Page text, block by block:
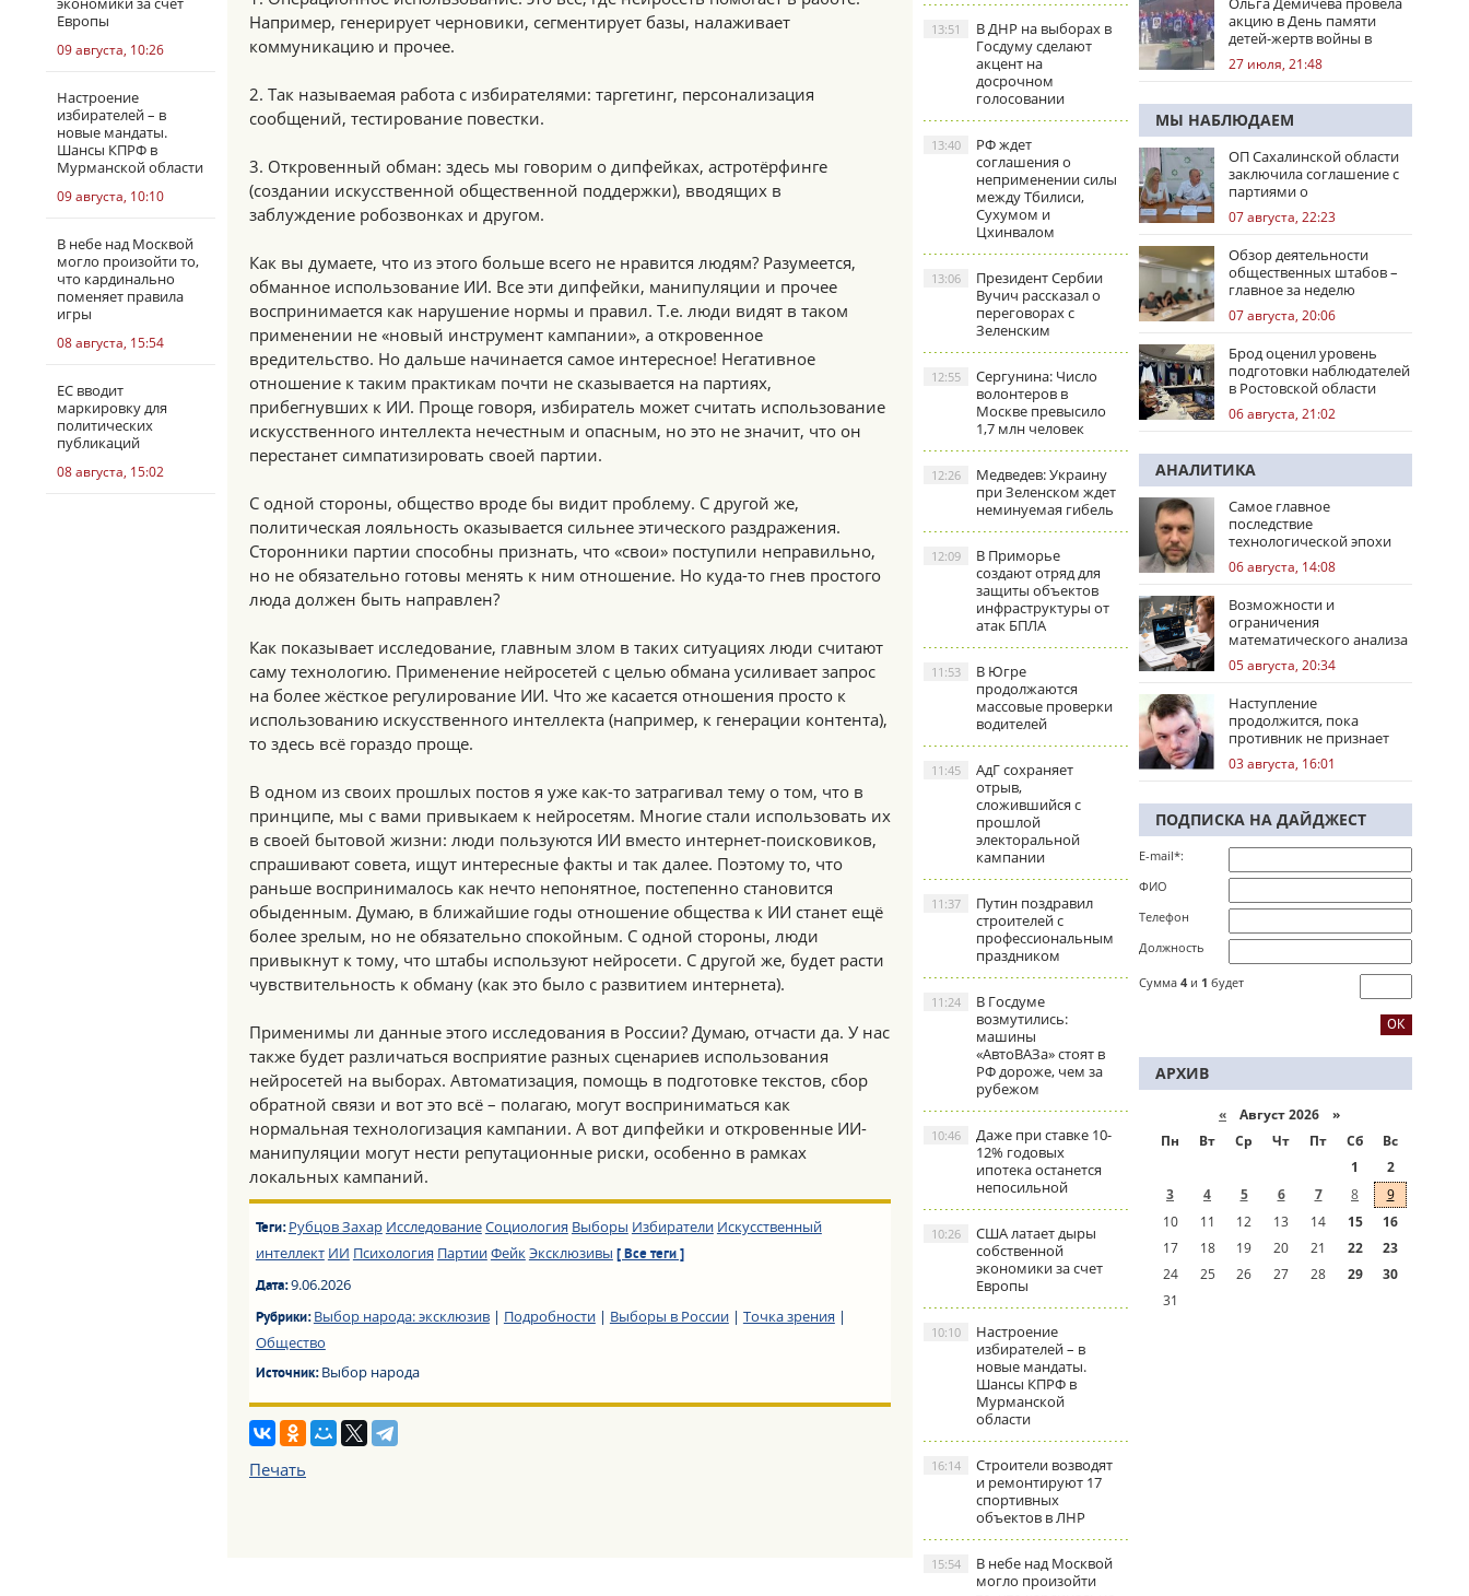
Европы
09 августа, 10:26
Настроение
избирателей – в
новые мандаты.
Шансы КПРФ в
Мурманской области
09 августа, 10:10
В небе над Москвой
могло произойти то,
что кардинально
поменяет правила
игры
08 августа, 15:54
ЕС вводит
маркировку для
политических
публикаций
08 августа, 15:02
Например, генерирует черновики, сегментирует базы, налаживает
коммуникацию и прочее.
2. Так называемая работа с избирателями: таргетинг, персонализация
сообщений, тестирование повестки.
3. Откровенный обман: здесь мы говорим о дипфейках, астротёрфинге
(создании искусственной общественной поддержки), вводящих в
заблуждение робозвонках и другом.
Как вы думаете, что из этого больше всего не нравится людям? Разумеется,
обманное использование ИИ. Все эти дипфейки, манипуляции и прочее
воспринимается как нарушение нормы и правил. Т.е. люди видят в таком
применении не «новый инструмент кампании», а откровенное
вредительство. Но дальше начинается самое интересное! Негативное
отношение к таким практикам почти не сказывается на партиях,
прибегнувших к ИИ. Проще говоря, избиратель может считать использование
искусственного интеллекта нечестным и опасным, но это не значит, что он
перестанет симпатизировать своей партии.
С одной стороны, общество вроде бы видит проблему. С другой же,
политическая лояльность оказывается сильнее этического раздражения.
Сторонники партии способны признать, что «свои» поступили неправильно,
но не обязательно готовы менять к ним отношение. Но куда-то гнев простого
люда должен быть направлен?
Как показывает исследование, главным злом в таких ситуациях люди считают
саму технологию. Применение нейросетей с целью обмана усиливает запрос
на более жёсткое регулирование ИИ. Что же касается отношения просто к
использованию искусственного интеллекта (например, к генерации контента),
то здесь всё гораздо проще.
В одном из своих прошлых постов я уже как-то затрагивал тему о том, что в
принципе, мы с вами привыкаем к нейросетям. Многие стали использовать их
в своей бытовой жизни: люди пользуются ИИ вместо интернет-поисковиков,
спрашивают совета, ищут интересные факты и так далее. Поэтому то, что
раньше воспринималось как нечто непонятное, постепенно становится
обыденным. Думаю, в ближайшие годы отношение общества к ИИ станет ещё
более зрелым, но не обязательно спокойным. С одной стороны, люди
привыкнут к тому, что штабы используют нейросети. С другой же, будет расти
чувствительность к обману (как это было с развитием интернета).
Применимы ли данные этого исследования в России? Думаю, отчасти да. У нас
также будет различаться восприятие разных сценариев использования
нейросетей на выборах. Автоматизация, помощь в подготовке текстов, сбор
обратной связи и вот это всё – полагаю, могут восприниматься как
нормальная технологизация кампании. А вот дипфейки и откровенные ИИ-
манипуляции могут нести репутационные риски, особенно в рамках
локальных кампаний.
Теги: Рубцов Захар ИсследованиеСоциология Выборы Избиратели Искусственный
интеллект ИИ Психология ПартииФейкЭксклюзивы [ Все теги ]
Дата:9.06.2026
Рубрики:Выбор народа: эксклюзив| Подробности| Выборы в России| Точка зрения |
Общество
Источник:Выбор народа
Печать
В ДНР на выборах в
Госдуму сделают
акцент на
досрочном
голосовании
13:51
РФ ждет
соглашения о
неприменении силы
между Тбилиси,
Сухумом и
Цхинвалом
13:40
Президент Сербии
Вучич рассказал о
переговорах с
Зеленским
13:06
Сергунина: Число
волонтеров в
Москве превысило
1,7 млн человек
12:55
Медведев: Украину
при Зеленском ждет
неминуемая гибель
12:26
В Приморье
создают отряд для
защиты объектов
инфраструктуры от
атак БПЛА
12:09
В Югре
продолжаются
массовые проверки
водителей
11:53
АдГ сохраняет
отрыв,
сложившийся с
прошлой
электоральной
кампании
11:45
Путин поздравил
строителей с
профессиональным
праздником
11:37
В Госдуме
возмутились:
машины
«АвтоВАЗа» стоят в
РФ дороже, чем за
рубежом
11:24
Даже при ставке 10-
12% годовых
ипотека останется
непосильной
10:46
США латает дыры
собственной
экономики за счет
Европы
10:26
Настроение
избирателей – в
новые мандаты.
Шансы КПРФ в
Мурманской
области
10:10
Строители возводят
и ремонтируют 17
спортивных
объектов в ЛНР
16:14
В небе над Москвой
могло произойти
15:54
акцию в День памяти
детей-жертв войны в
Донбассе
27 июля, 21:48
МЫ НАБЛЮДАЕМ
ОП Сахалинской области
заключила соглашение с
партиями о
сотрудничестве на
выборах
07 августа, 22:23
Обзор деятельности
общественных штабов –
главное за неделю
07 августа, 20:06
Брод оценил уровень
подготовки наблюдателей
в Ростовской области
06 августа, 21:02
АНАЛИТИКА
Самое главное
последствие
технологической эпохи
06 августа, 14:08
Возможности и
ограничения
математического анализа
избирательных кампаний
05 августа, 20:34
Наступление
продолжится, пока
противник не признает
стратегическое
поражение
03 августа, 16:01
ПОДПИСКА НА ДАЙДЖЕСТ
E-mail*:
ФИО
Телефон
Должность
Сумма 4 и 1 будет
АРХИВ
« Август 2026 »
Пн
Вт Ср Чт Пт Сб
Вс
1
2
3
4 5 6 7 8
9
10
11 12 13 14 15
16
17
18 19 20 21 22
23
24
25 26 27 28 29
30
31